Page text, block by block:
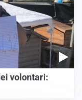
volontari: